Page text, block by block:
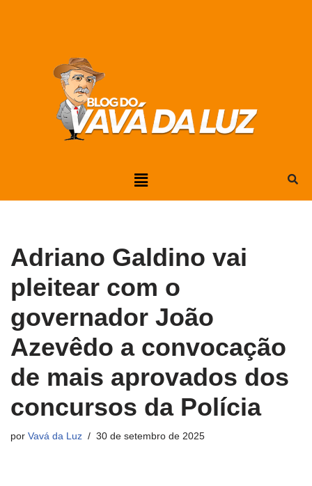
Adriano Galdino vai
pleitear com o
governador João
Azevêdo a convocação
de mais aprovados dos
concursos da Polícia
por Vavá da Luz 30 de setembro de 2025